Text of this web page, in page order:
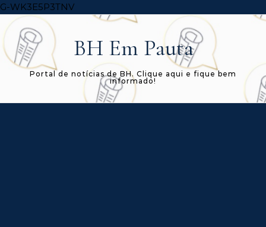
G-WK3E5P3TNVSkip to content
BH Em Pauta
Portal de notícias de BH. Clique aqui e fique bem
informado!